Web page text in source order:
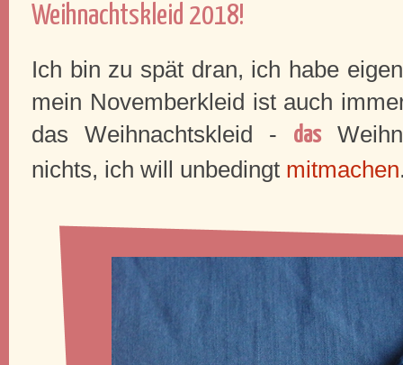
Weihnachtskleid 2018!
Ich bin zu spät dran, ich habe
mein Novemberkleid ist auch
das Weihnachtskleid - das
nichts, ich will unbedingt mitmachen